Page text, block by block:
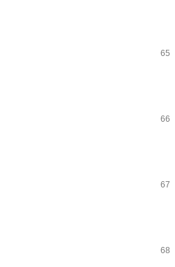
65
66
67
68